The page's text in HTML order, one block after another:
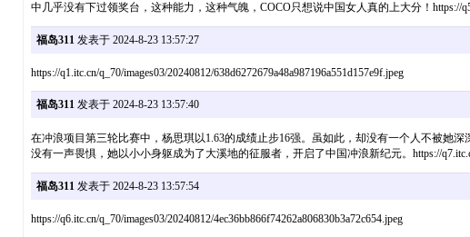
中几乎没有下过领奖台，这种能力，这种气魄，COCO只想说中国女人真的上大分！https://
福岛311发表于 2024-8-23 13:57:27
https://q1.itc.cn/q_70/images03/20240812/638d6272679a48a987196a551d157e9f.jpeg
福岛311发表于 2024-8-23 13:57:40
在冲浪项目第三轮比赛中，杨思琪以1.63的成绩止步16强。虽如此，却没有一个人不被她
没有一声畏惧，她以小小身躯成为了大溪地的征服者，开启了中国冲浪新纪元。https://
福岛311发表于 2024-8-23 13:57:54
https://q6.itc.cn/q_70/images03/20240812/4ec36bb866f74262a806830b3a72c654.jpeg